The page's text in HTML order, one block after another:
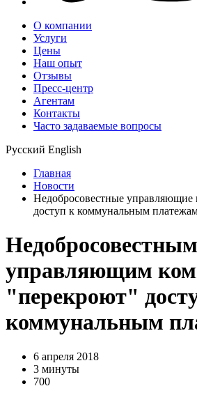
О компании
Услуги
Цены
Наш опыт
Отзывы
Пресс-центр
Агентам
Контакты
Часто задаваемые вопросы
Русский English
Главная
Новости
Недобросовестные
доступ к коммунальным
Недобросовестным
управляющим
"перекроют"
коммунальным
6 апреля 2018
3 минуты
700